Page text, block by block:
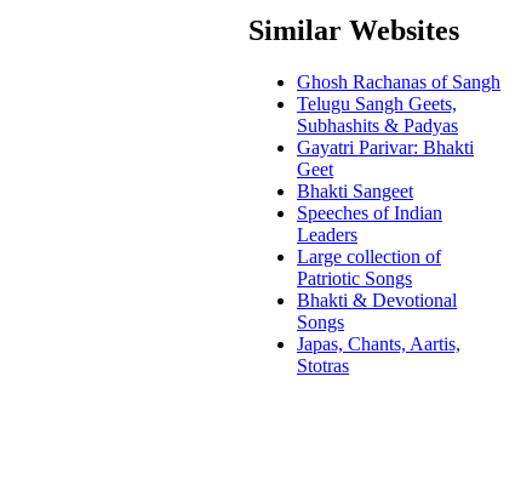
Similar Websites
Ghosh Rachanas of Sangh
Telugu Sangh Geets,
Subhashits & Padyas
Gayatri Parivar: Bhakti
Geet
Bhakti Sangeet
Speeches of Indian
Leaders
Large collection of
Patriotic Songs
Bhakti & Devotional
Songs
Japas, Chants, Aartis,
Stotras